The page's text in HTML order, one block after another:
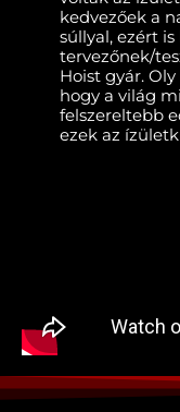
kedvezőek a
súllyal, ezért
tervezőnek/
Hoist gyár.
hogy a világ
felszereltebb
ezek az